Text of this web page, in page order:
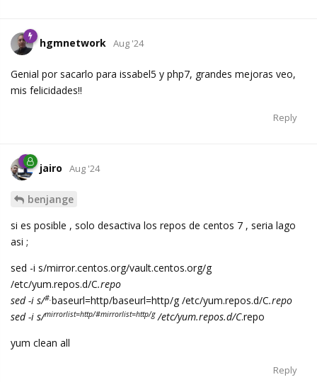
hgmnetwork Aug '24
Genial por sacarlo para issabel5 y php7, grandes mejoras veo,
mis felicidades!!
Reply
jairo Aug '24
benjange
si es posible , solo desactiva los repos de centos 7 , seria lago
asi ;
sed -i s/mirror.centos.org/vault.centos.org/g
/etc/yum.repos.d/C.repo
sed -i s/#.baseurl=http/baseurl=http/g /etc/yum.repos.d/C.repo
sed -i s/mirrorlist=http/#mirrorlist=http/g/etc/yum.repos.d/C.repo
yum clean all
Reply